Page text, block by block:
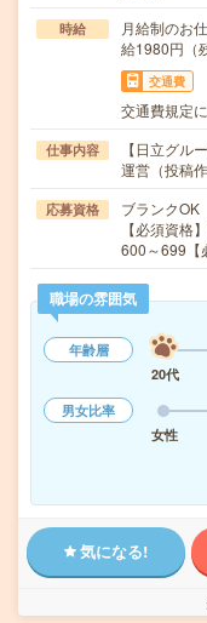
時給
月給制のお
給1980円（
交通費
交通費規定
仕事内容
【日立グル
運営（投稿
応募資格
ブランクOK
【必須資格
600～699【
職場の雰囲気
年齢層
20代
男女比率
女性
気になる!